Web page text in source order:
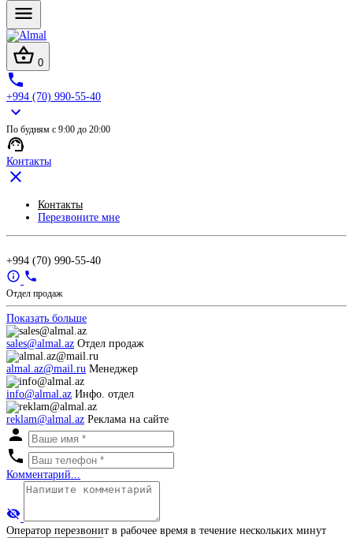
0
+994 (70) 990-55-40
По будням с 9:00 до 20:00
Контакты
Контакты
Перезвоните мне
+994 (70) 990-55-40
Отдел продаж
Показать больше
sales@almal.az Отдел продаж
almal.az@mail.ru Менеджер
info@almal.az Инфо. отдел
reklam@almal.az Реклама на сайте
Комментарий...
Оператор перезвонит в рабочее время в течение нескольких минут